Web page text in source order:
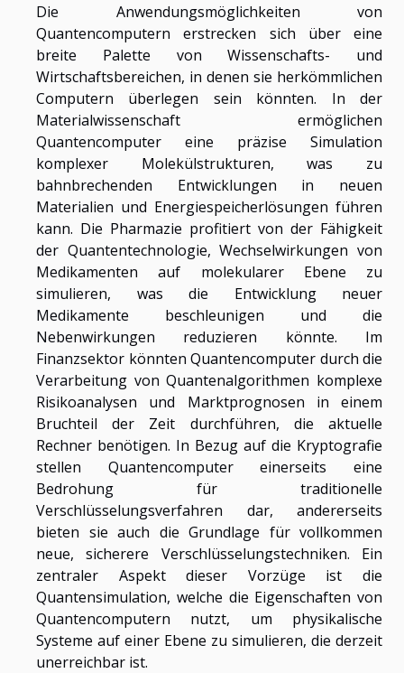
Die Anwendungsmöglichkeiten von
Quantencomputern erstrecken sich über eine
breite Palette von Wissenschafts- und
Wirtschaftsbereichen, in denen sie herkömmlichen
Computern überlegen sein könnten. In der
Materialwissenschaft ermöglichen
Quantencomputer eine präzise Simulation
komplexer Molekülstrukturen, was zu
bahnbrechenden Entwicklungen in neuen
Materialien und Energiespeicherlösungen führen
kann. Die Pharmazie profitiert von der Fähigkeit
der Quantentechnologie, Wechselwirkungen von
Medikamenten auf molekularer Ebene zu
simulieren, was die Entwicklung neuer
Medikamente beschleunigen und die
Nebenwirkungen reduzieren könnte. Im
Finanzsektor könnten Quantencomputer durch die
Verarbeitung von Quantenalgorithmen komplexe
Risikoanalysen und Marktprognosen in einem
Bruchteil der Zeit durchführen, die aktuelle
Rechner benötigen. In Bezug auf die Kryptografie
stellen Quantencomputer einerseits eine
Bedrohung für traditionelle
Verschlüsselungsverfahren dar, andererseits
bieten sie auch die Grundlage für vollkommen
neue, sicherere Verschlüsselungstechniken. Ein
zentraler Aspekt dieser Vorzüge ist die
Quantensimulation, welche die Eigenschaften von
Quantencomputern nutzt, um physikalische
Systeme auf einer Ebene zu simulieren, die derzeit
unerreichbar ist.